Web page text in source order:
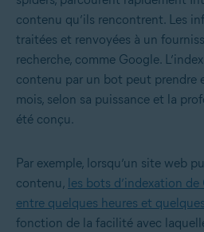
contenu qu’ils rencontrent. Les
traitées et renvoyées à un
recherche, comme Google.
contenu par un bot peut prendre
mois, selon sa puissance et la
été conçu.
Par exemple, lorsqu’un site web
contenu, les bots d’indexation
entre quelques heures et
fonction de la facilité avec